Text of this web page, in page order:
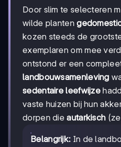
Door slim te selecteren
wilde planten
kozen steeds de
exemplaren om mee
ontstond er een
landbouwsamenleving
sedentaire leefwijze
vaste huizen bij hun
dorpen dieautarkisch
Belangrijk: In de